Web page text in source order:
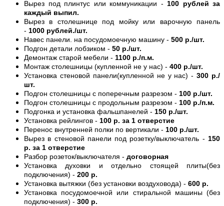
Вырез под плинтус или коммуникации - 100 рублей за
каждый выпил.
Вырез в столешнице под мойку или варочную панель
- 1000 рублей./шт.
Навес панели. на посудомоечную машину - 500 р./шт.
Подгон детали лобзиком - 50 р./шт.
Демонтаж старой мебели - 1100 р./п.м.
Монтаж столешницы (купленной не у нас) - 400 р./шт.
Установка стеновой панели(купленной не у нас) -300 р./
шт.
Подгон столешницы с поперечным разрезом - 100 р./шт.
Подгон столешницы с продольным разрезом - 100 р./п.м.
Подгонка и установка фальшпанелей - 150 р./шт.
Установка рейлингов - 100 р. за 1 отверстие
Перенос внутренней полки по вертикали - 100 р./шт.
Вырез в стеновой панели под розетку/выключатель - 150
р. за 1 отверстие
Разбор розеток/выключателя - договорная
Установка духовки и отдельно стоящей плиты(без
подключения) - 200 р.
Установка вытяжки (без установки воздуховода) - 600 р.
Установка посудомоечной или стиральной машины (без
подключения) - 300 р.